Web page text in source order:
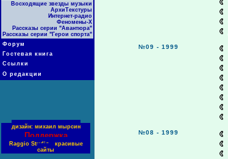
Восходящие звезды музыки
АрхиТекстуры
Интернет-радио
Феномены-Х
Рассказы серии "Авантюра"
Рассказы серии "Герои спорта"
Форум
Гостевая книга
Ссылки
О редакции
дизайн: михаил мырсин
Поддержка
Raggio Studio - красивые
сайты
№09 - 1999
№08 - 1999